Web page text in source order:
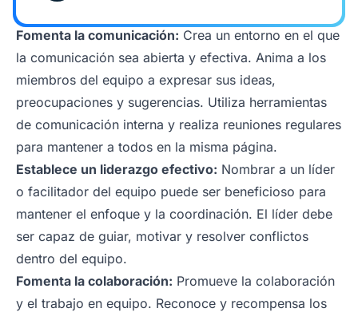
Fomenta la comunicación: Crea un entorno en el que
la comunicación sea abierta y efectiva. Anima a los
miembros del equipo a expresar sus ideas,
preocupaciones y sugerencias. Utiliza herramientas
de comunicación interna y realiza reuniones regulares
para mantener a todos en la misma página.
Establece un liderazgo efectivo: Nombrar a un líder
o facilitador del equipo puede ser beneficioso para
mantener el enfoque y la coordinación. El líder debe
ser capaz de guiar, motivar y resolver conflictos
dentro del equipo.
Fomenta la colaboración: Promueve la colaboración
y el trabajo en equipo. Reconoce y recompensa los